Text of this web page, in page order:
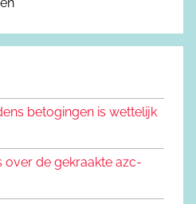
betogingen is wettelijk
over de gekraakte azc-